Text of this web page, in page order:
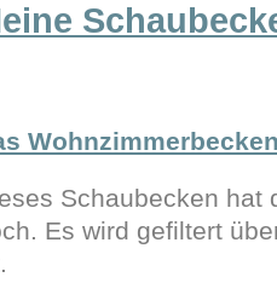
Schaubecken hat
Es wird gefiltert